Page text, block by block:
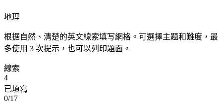
地理
根据自然、清楚的英文線索填写網格。可選擇主题和難度，最
多使用 3 次提示，也可以列印題面。
線索
4
已填寫
0/17